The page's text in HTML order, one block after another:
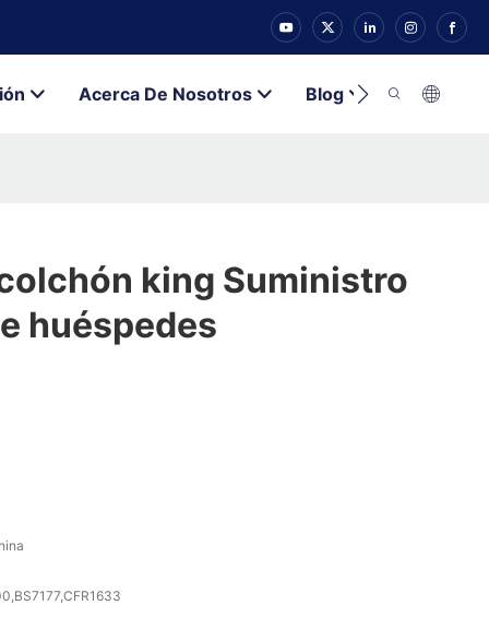
Acerca De Nosotros Blog Contacto
king Suministro
huéspedes